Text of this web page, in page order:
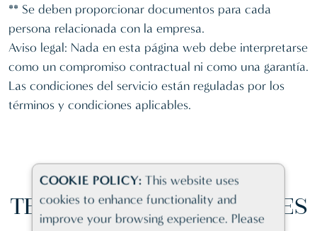
** Se deben proporcionar documentos para cada
persona relacionada con la empresa.
Aviso legal: Nada en esta página web debe interpretarse
como un compromiso contractual ni como una garantía.
Las condiciones del servicio están reguladas por los
términos y condiciones aplicables.
TESTIMONIOSDE CLIENTES
COOKIE POLICY: This website uses
cookies to enhance functionality and
improve your browsing experience. Please